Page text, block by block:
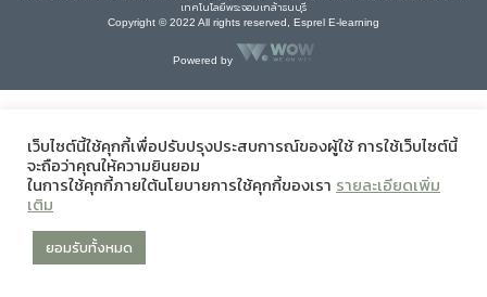
เทคโนโลยีพระจอมเกล้าธนบุรี
Copyright © 2022 All rights reserved, Esprel E-learning
Powered by
เว็บไซต์นี้ใช้คุกกี้เพื่อปรับปรุงประสบการณ์ของผู้ใช้ การใช้เว็บไซต์นี้
จะถือว่าคุณให้ความยินยอม
ในการใช้คุกกี้ภายใต้นโยบายการใช้คุกกี้ของเรา รายละเอียดเพิ่ม
เติม
ยอมรับทั้งหมด